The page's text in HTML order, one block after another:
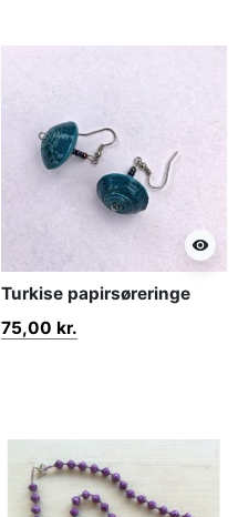
visibility
Turkise papirsøreringe
75,00 kr.